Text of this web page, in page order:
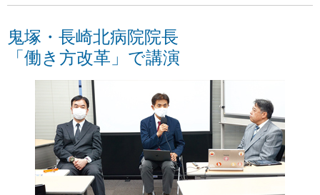
鬼塚・長崎北病院院長
「働き方改革」で講演